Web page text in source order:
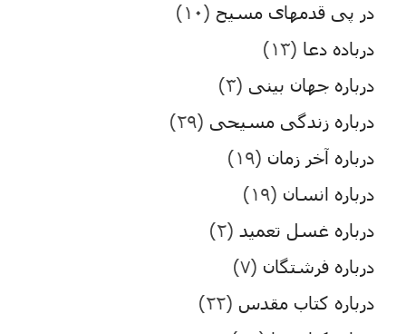
در پی قدمهای مسیح (۱۰)
درباده دعا (۱۳)
درباره جهان بینی (۳)
درباره زندگی مسیحی (۲۹)
درباره آخر زمان (۱۹)
درباره انسان (۱۹)
درباره غسل تعمید (۲)
درباره فرشتگان (۷)
درباره کتاب مقدس (۲۲)